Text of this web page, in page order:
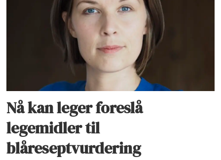
Nå kan leger foreslå
legemidler til
blåreseptvurdering